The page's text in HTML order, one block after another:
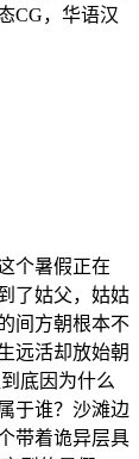
CG，华语汉
个暑假正在
了姑父，姑姑
间方朝根本不
远活却放始朝
底因为什么
于谁？沙滩边
带着诡异层具